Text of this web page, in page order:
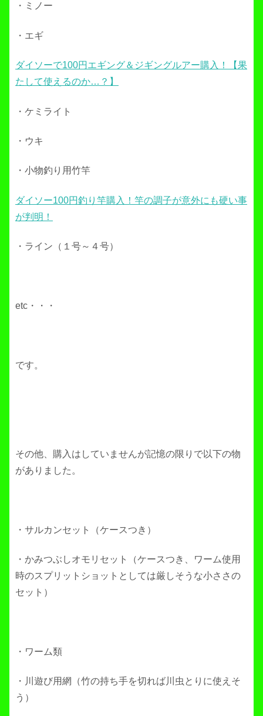
・ミノー
・エギ
ダイソーで100円エギング＆ジギングルアー購入！【果
たして使えるのか…？】
・ケミライト
・ウキ
・小物釣り用竹竿
ダイソー100円釣り竿購入！竿の調子が意外にも硬い事
が判明！
・ライン（１号～４号）
etc・・・
です。
その他、購入はしていませんが記憶の限りで以下の物
がありました。
・サルカンセット（ケースつき）
・かみつぶしオモリセット（ケースつき、ワーム使用
時のスプリットショットとしては厳しそうな小ささの
セット）
・ワーム類
・川遊び用網（竹の持ち手を切れば川虫とりに使えそ
う）